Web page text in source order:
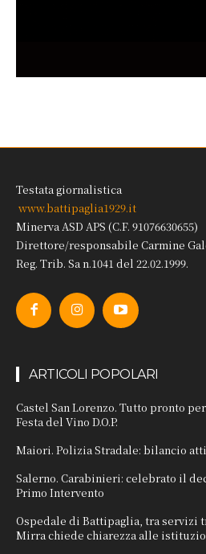
Testata giornalistica
www.battipaglia1929.it
Minerva ASD APS (C.F. 91076630655)
Direttore/responsabile Carmine
Reg. Trib. Sa n.1041 del 22.02.1999.
ARTICOLI POPOLARI
Castel San Lorenzo. Tutto pronto
Festa del Vino D.O.P.
Maiori. Polizia Stradale: bilancio
Salerno. Carabinieri: celebrato il
Primo Intervento
Ospedale di Battipaglia, tra servizi
Mirra chiede chiarezza alle